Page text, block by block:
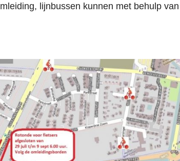
lijnbussen kunnen met behulp van